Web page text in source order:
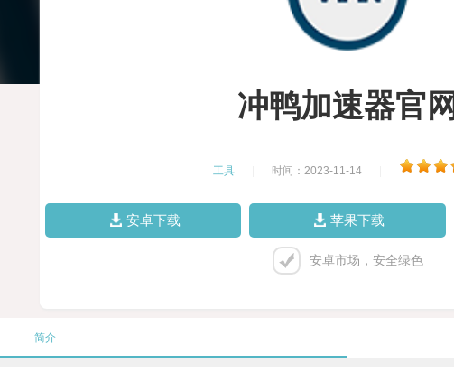
冲鸭加速器官网
工具 时间：2023-11-14
安卓下载 苹果下载
安卓市场，安全绿色
简介